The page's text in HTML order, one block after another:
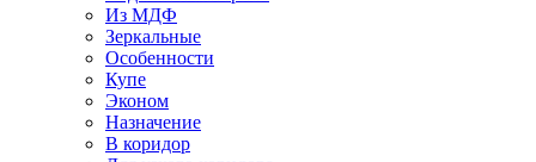
Из МДФ
Зеркальные
Особенности
Купе
Эконом
Назначение
В коридор